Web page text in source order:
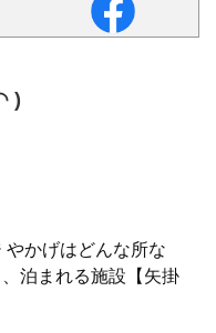
)
やかげはどんな所な
泊まれる施設【矢掛